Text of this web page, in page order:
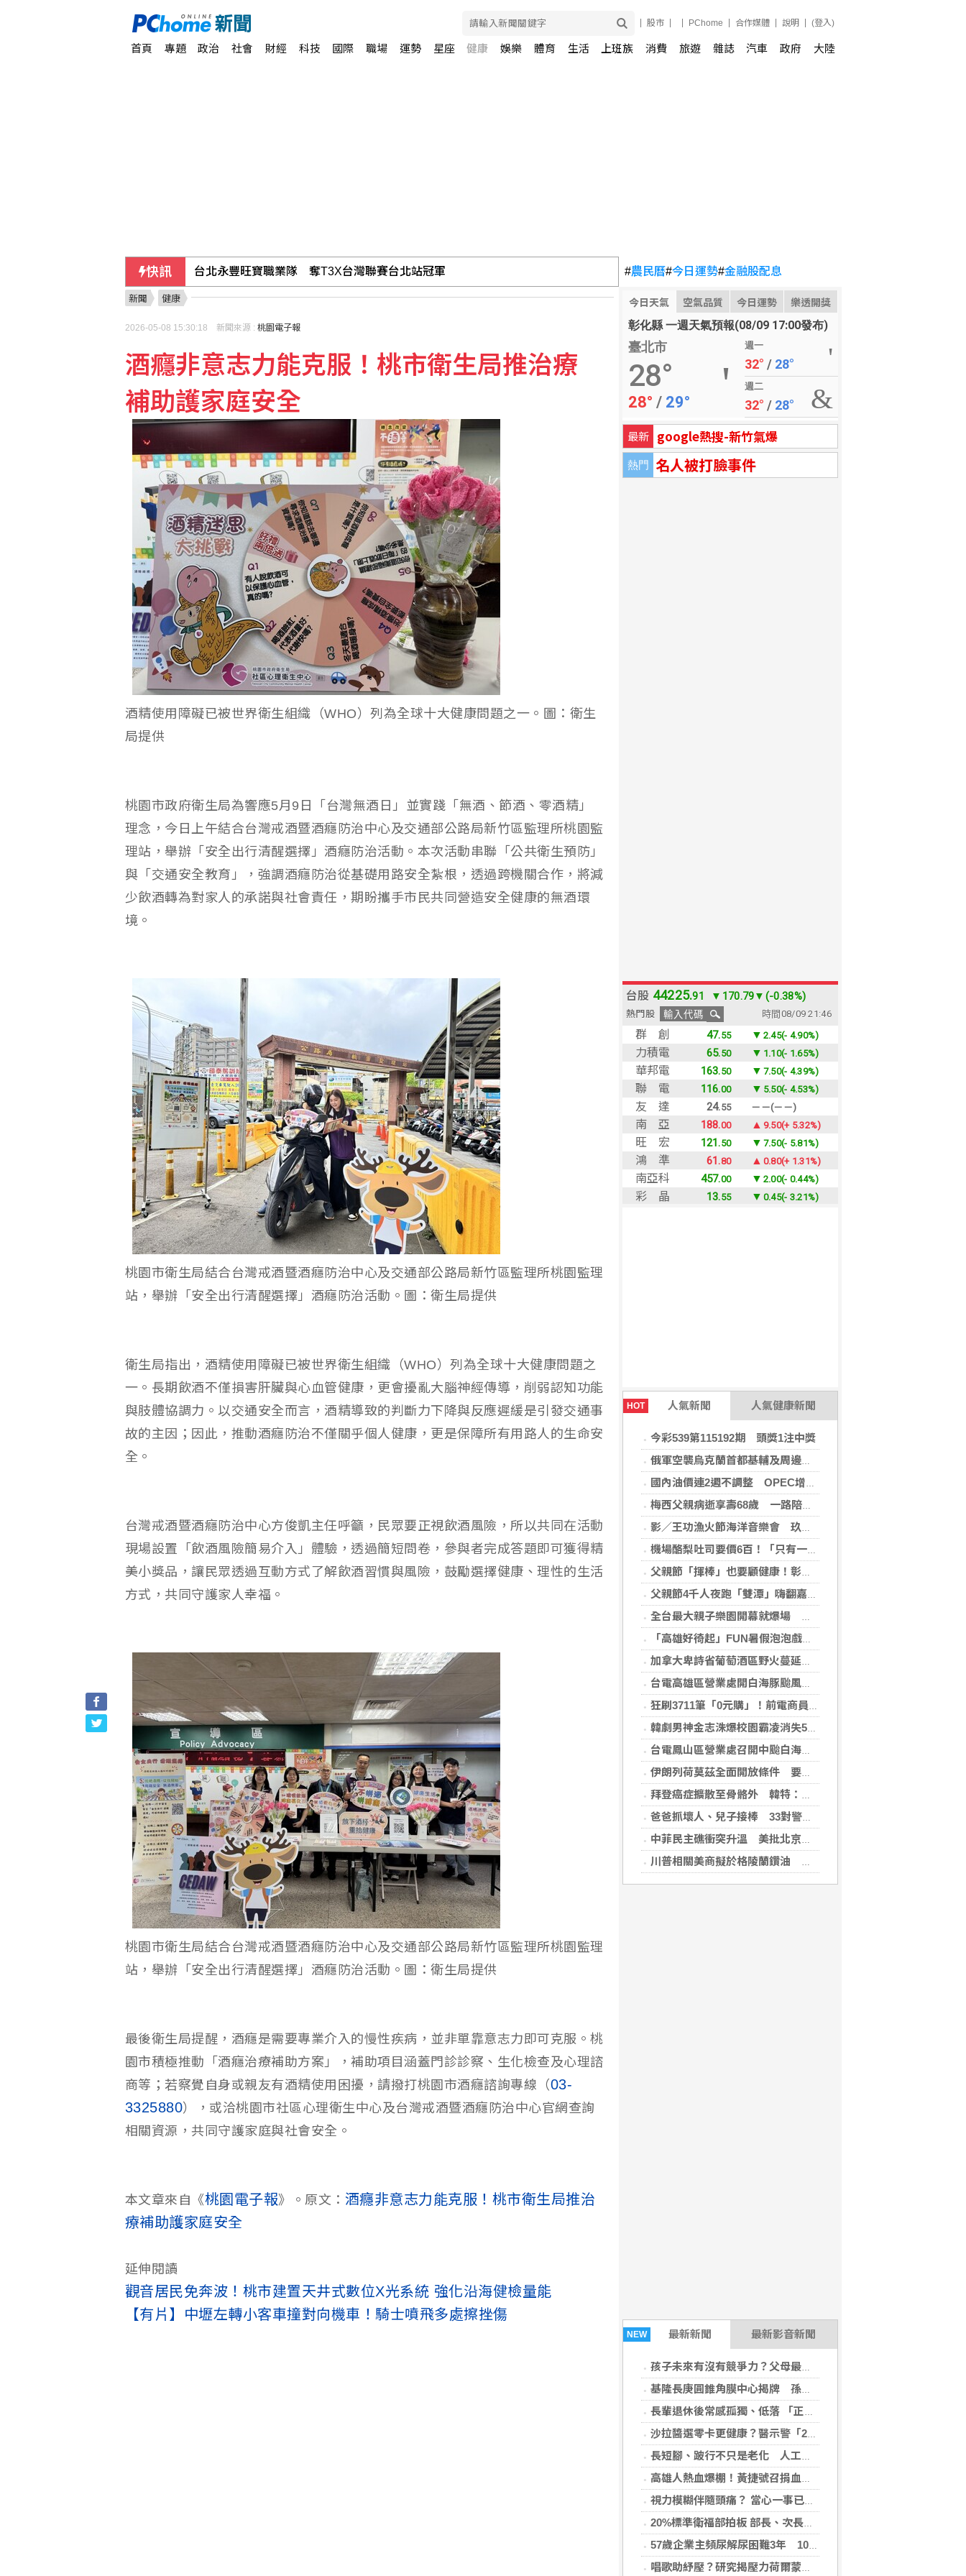
股市 PChome 合作媒體 說明 (登入)
首頁 專題 政治 社會 財經 科技 國際 職場 運勢 星座 健康 娛樂 體育 生活 上班族 消費 旅遊 雜誌 汽車 政府 大陸
快訊 路透民調：6成美國人支持加強監管社群媒體公司
颱風白海豚登陸中國浙江 最大風力14級
台北永豐旺寶職業隊 奪T3X台灣聯賽台北站冠軍
#農民曆#今日運勢#金融股配息
今日天氣 空氣品質 今日運勢 樂透開獎
彰化縣 一週天氣預報(08/09 17:00發布)
臺北市
28°
28° / 29°
週一
32° / 28°
週二
32° / 28°
最新 google熱搜-新竹氣爆
熱門 名人被打臉事件
HOT 人氣新聞 人氣健康新聞
今彩539第115192期 頭獎1注中獎
俄軍空襲烏克蘭首都基輔及周邊區域 造成4人喪命
國內油價連2週不調整 OPEC增產國際油價跌
梅西父親病逝享壽68歲 一路陪伴兒子闖蕩足壇
影／王功漁火節海洋音樂會 玖壹壹壓軸、煙火嗨翻王功漁港
機場酪梨吐司要價6百！「只有一片麵包」旅客傻眼 專家揭高價背後原因
父親節「揮棒」也要顧健康！彰基現身原民壘球賽
父親節4千人夜跑「雙潭」嗨翻嘉義 黃敏惠鳴槍：運動打造幸福城市
全台最大親子樂園開幕就爆場 首日3萬人湧入、輕軌人次暴增20倍
「高雄好徛起」FUN暑假泡泡戲水樂園開張囉
加拿大卑詩省葡萄酒區野火蔓延 數千居民撤離
台電高雄區營業處開白海豚颱風災害整備會議
狂刷3711筆「0元購」！前電商員工鑽漏洞 家中倉庫塞滿1143件家電
韓劇男神金志洙爆校園霸凌消失5年 轉戰菲律賓近況曝光
台電鳳山區營業處召開中颱白海豚整備會議
伊朗列荷莫茲全面開放條件 要美同意終戰並撤軍
拜登癌症擴散至骨骼外 韓特：父親仍心繫美國
爸爸抓壞人、兒子接棒 33對警界父子暖心同框
中菲民主礁衝突升溫 美批北京破壞穩定、力挺馬尼拉
川普相關美商擬於格陵蘭鑽油 當局警告未核准
NEW 最新新聞 最新影音新聞
孩子未來有沒有競爭力？父母最該做的是這件事
基隆長庚圓錐角膜中心揭牌 孫啟欽與跨科團隊建立東北角青壯年角膜疾病跨科照護機制
長輩退休後常感孤獨、低落 「正念社會處方箋」找回生活樂趣
沙拉醬選零卡更健康？醫示警「2成分」恐傷腸道菌相 小心糖尿病
長短腳、跛行不只是老化 人工髖關節手術評估助降臥床風險
高雄人熱血爆棚！黃捷號召捐血救血荒 賴瑞隆：不用披風也能當英雄
視力模糊伴隨頭痛？ 當心一事已引爆「青光眼」
20%標準衛福部拍板 部長、次長都說會負責
57歲企業主頻尿解尿困難3年 10分鐘攝護腺拉提手術改善
唱歌助紓壓？研究揭壓力荷爾蒙降 推測對免疫功能、大腦健康有潛在益處
新聞 健康
2026-05-08 15:30:18 新聞來源 : 桃園電子報
酒癮非意志力能克服！桃市衛生局推治療
補助護家庭安全
酒精使用障礙已被世界衛生組織（WHO）列為全球十大健康問題之一。圖：衛生
局提供
桃園市政府衛生局為響應5月9日「台灣無酒日」並實踐「無酒、節酒、零酒精」
理念，今日上午結合台灣戒酒暨酒癮防治中心及交通部公路局新竹區監理所桃園監
理站，舉辦「安全出行清醒選擇」酒癮防治活動。本次活動串聯「公共衛生預防」
與「交通安全教育」，強調酒癮防治從基礎用路安全紮根，透過跨機關合作，將減
少飲酒轉為對家人的承諾與社會責任，期盼攜手市民共同營造安全健康的無酒環
境。
桃園市衛生局結合台灣戒酒暨酒癮防治中心及交通部公路局新竹區監理所桃園監理
站，舉辦「安全出行清醒選擇」酒癮防治活動。圖：衛生局提供
衛生局指出，酒精使用障礙已被世界衛生組織（WHO）列為全球十大健康問題之
一。長期飲酒不僅損害肝臟與心血管健康，更會擾亂大腦神經傳導，削弱認知功能
與肢體協調力。以交通安全而言，酒精導致的判斷力下降與反應遲緩是引發交通事
故的主因；因此，推動酒癮防治不僅關乎個人健康，更是保障所有用路人的生命安
全。
台灣戒酒暨酒癮防治中心方俊凱主任呼籲，民眾要正視飲酒風險，所以共同在活動
現場設置「飲酒風險簡易介入」體驗，透過簡短問卷，參與者完成答題即可獲得精
美小獎品，讓民眾透過互動方式了解飲酒習慣與風險，鼓勵選擇健康、理性的生活
方式，共同守護家人幸福。
桃園市衛生局結合台灣戒酒暨酒癮防治中心及交通部公路局新竹區監理所桃園監理
站，舉辦「安全出行清醒選擇」酒癮防治活動。圖：衛生局提供
最後衛生局提醒，酒癮是需要專業介入的慢性疾病，並非單靠意志力即可克服。桃
園市積極推動「酒癮治療補助方案」，補助項目涵蓋門診診察、生化檢查及心理諮
商等；若察覺自身或親友有酒精使用困擾，請撥打桃園市酒癮諮詢專線（03-
3325880），或洽桃園市社區心理衛生中心及台灣戒酒暨酒癮防治中心官網查詢
相關資源，共同守護家庭與社會安全。
本文章來自《桃園電子報》。原文： 酒癮非意志力能克服！桃市衛生局推治
療補助護家庭安全
延伸閱讀
觀音居民免奔波！桃市建置天井式數位X光系統 強化沿海健檢量能
【有片】中壢左轉小客車撞對向機車！騎士噴飛多處擦挫傷